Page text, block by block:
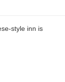
style inn is